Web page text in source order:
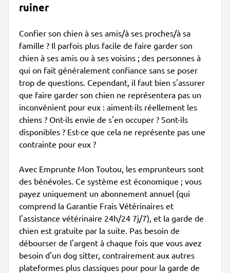
ruiner
Confier son chien à ses amis/à ses proches/à sa
famille ? Il parfois plus facile de faire garder son
chien à ses amis ou à ses voisins ; des personnes à
qui on fait généralement confiance sans se poser
trop de questions. Cependant, il faut bien s'assurer
que faire garder son chien ne représentera pas un
inconvénient pour eux : aiment-ils réellement les
chiens ? Ont-ils envie de s'en occuper ? Sont-ils
disponibles ? Est-ce que cela ne représente pas une
contrainte pour eux ?
Avec Emprunte Mon Toutou, les emprunteurs sont
des bénévoles. Ce système est économique ; vous
payez uniquement un abonnement annuel (qui
comprend la Garantie Frais Vétérinaires et
l'assistance vétérinaire 24h/24 7j/7), et la garde de
chien est gratuite par la suite. Pas besoin de
débourser de l'argent à chaque fois que vous avez
besoin d'un dog sitter, contrairement aux autres
plateformes plus classiques pour pour la garde de